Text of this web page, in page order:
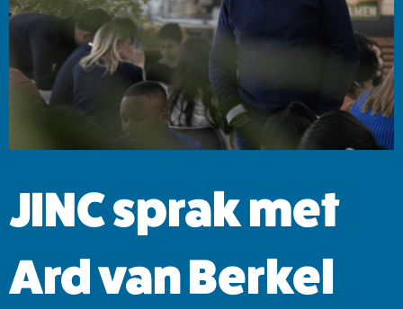
JINC sprak met
Ard van Berkel